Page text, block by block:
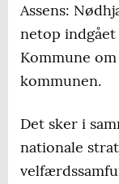
Assens:
netop indgået
Kommune
kommunen.
Det sker i
nationale